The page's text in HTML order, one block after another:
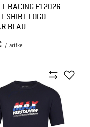
RACING F1 2026
SHIRT LOGO
BLAU
/ artikel